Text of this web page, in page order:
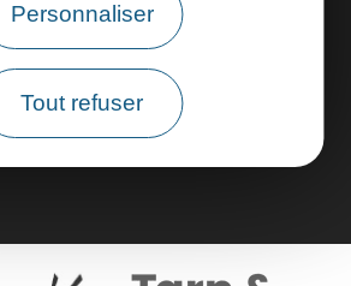
Personnaliser
Tout refuser